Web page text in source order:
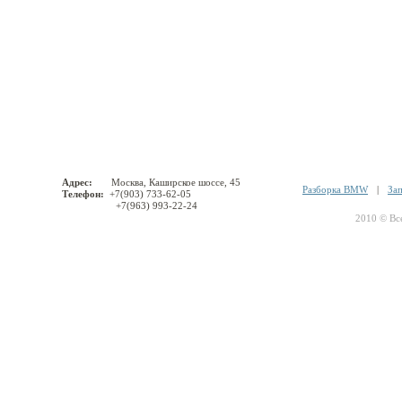
Адрес: Москва, Каширское шоссе, 45
Телефон: +7(903) 733-62-05
+7(963) 993-22-24
Разборка BMW |
2010 ©